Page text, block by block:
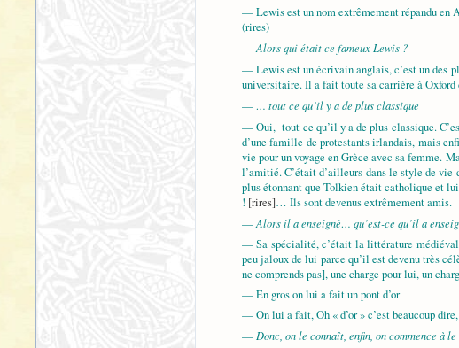
— Lewis est un nom extrêmement répandu en
(rires)
—Alors qui était ce fameux Lewis ?
— Lewis est un écrivain anglais, c’est un des
universitaire. Il a fait toute sa carrière à Oxford
— … tout ce qu’il y a de plus classique
— Oui, tout ce qu’il y a de plus classique.
d’une famille de protestants irlandais, mais
vie pour un voyage en Grèce avec sa femme.
l’amitié. C’était d’ailleurs dans le style de
plus étonnant que Tolkien était catholique et
! [rires]… Ils sont devenus extrêmement amis.
—Alors il a enseigné… qu’est-ce qu’il a
— Sa spécialité, c’était la littérature
peu jaloux de lui parce qu’il est devenu très
ne comprends pas], une charge pour lui, un
— En gros on lui a fait un pont d’or
— On lui a fait, Oh « d’or » c’est beaucoup
— Donc, on le connaît, enfin, on commence à